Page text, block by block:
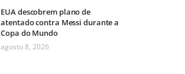
EUA descobrem plano de
atentado contra Messi durante a
Copa do Mundo
agosto 8, 2026